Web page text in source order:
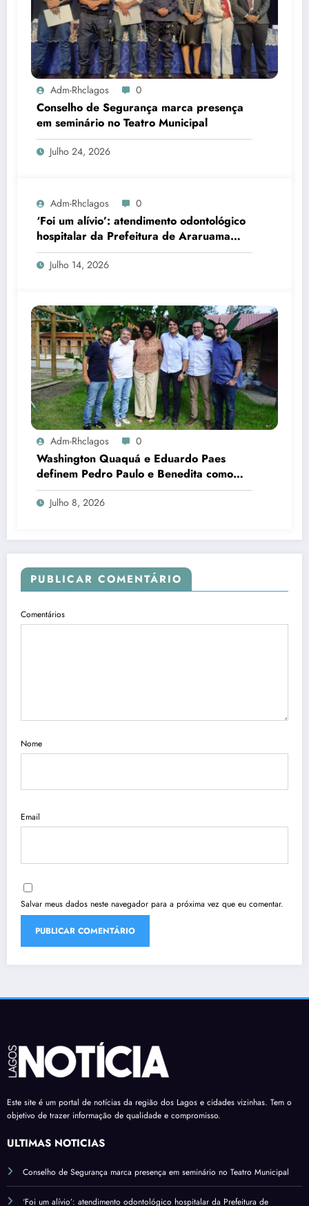
Adm-Rhclagos 0
Conselho de Segurança marca presença
em seminário no Teatro Municipal
Julho 24, 2026
Adm-Rhclagos 0
‘Foi um alívio’: atendimento odontológico
hospitalar da Prefeitura de Araruama
transforma rotina de famílias atípicas
Julho 14, 2026
Adm-Rhclagos 0
Washington Quaquá e Eduardo Paes
definem Pedro Paulo e Benedita como
candidatos ao Senado no Rio
Julho 8, 2026
PUBLICAR COMENTÁRIO
Comentários
Nome
Email
Salvar meus dados neste navegador para a próxima vez que eu comentar.
Este site é um portal de notícias da região dos Lagos e cidades vizinhas. Tem o
objetivo de trazer informação de qualidade e compromisso.
ÚLTIMAS NOTÍCIAS
Conselho de Segurança marca presença em seminário no Teatro Municipal
‘Foi um alívio’: atendimento odontológico hospitalar da Prefeitura de